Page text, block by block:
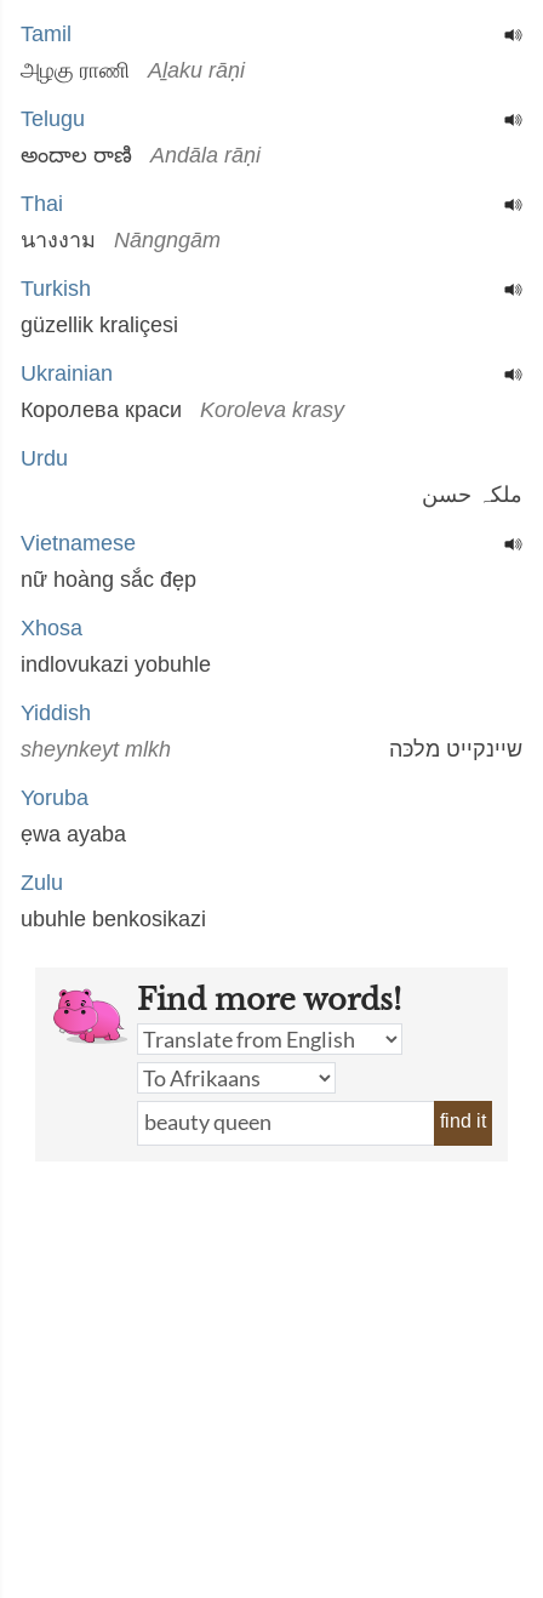
Tamil
அழகு ராணி
Aḻaku rāṇi
Telugu
అందాల రాణి
Andāla rāṇi
Thai
นางงาม
Nāngngām
Turkish
güzellik kraliçesi
Ukrainian
Королева краси
Koroleva krasy
Urdu
ملکہ حسن
Vietnamese
nữ hoàng sắc đẹp
Xhosa
indlovukazi yobuhle
Yiddish
sheynkeyt mlkh
שיינקייט מלכּה
Yoruba
ẹwa ayaba
Zulu
ubuhle benkosikazi
Find more words!
find it